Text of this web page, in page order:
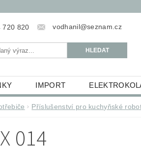
720 820 vodhanil@seznam.cz
IMPORT
HUDEBNINY
Příslušenství pro kuchyňské
014